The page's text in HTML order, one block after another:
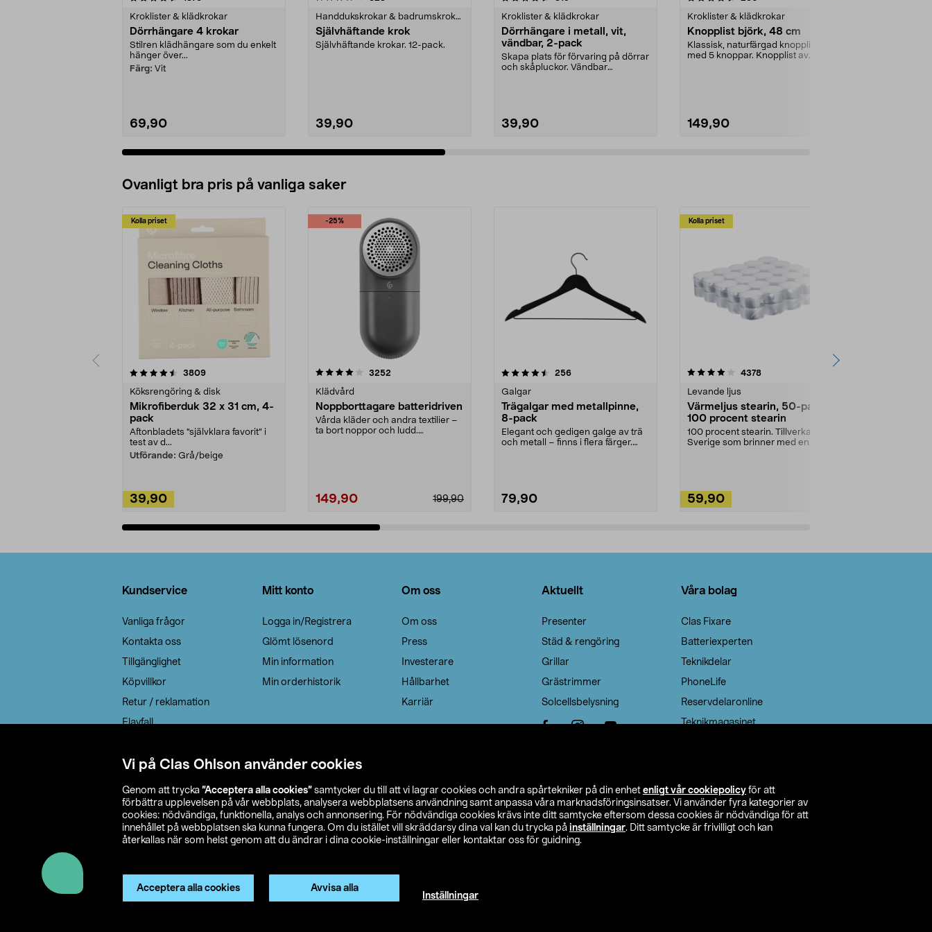
Vi på Clas Ohlson använder cookies
Genom att trycka ”Acceptera alla cookies” samtycker du till att vi lagrar cookies och andra spårtekniker på din enhet enligt vår cookiepolicy för att
förbättra upplevelsen på vår webbplats, analysera webbplatsens användning samt anpassa våra marknadsföringsinsatser. Vi använder fyra kategorier av
cookies: nödvändiga, funktionella, analys och annonsering. För nödvändiga cookies krävs inte ditt samtycke eftersom dessa cookies är nödvändiga för att
innehållet på webbplatsen ska kunna fungera. Om du istället vill skräddarsy dina val kan du trycka på inställningar. Ditt samtycke är frivilligt och kan
återkallas när som helst genom att du ändrar i dina cookie-inställningar eller kontaktar oss för guidning.
Acceptera alla cookies Avvisa alla
Inställningar
Kroklister & klädkrokar
Dörrhängare 4 krokar
Stilren klädhängare som du enkelt
hänger över...
Färg: Vit
69,90
Handdukskrokar & badrumskrokar
Självhäftande krok
Självhäftande krokar. 12-pack.
39,90
Kroklister & klädkrokar
Dörrhängare i metall, vit,
vändbar, 2-pack
Skapa plats för förvaring på dörrar
och skåpluckor. Vändbar
39,90
Kroklister & klädkrokar
Knopplist björk, 48 cm
Klassisk, naturfärgad knopplist
med 5 knoppar. Knopplist av
149,90
Ovanligt bra pris på vanliga saker
Kolla priset
3809recensioner
Köksrengöring & disk
Mikrofiberduk 32 x 31 cm, 4-
pack
Aftonbladets "självklara favorit” i
test av d...
Utförande: Grå/beige
39,90
-25%
4.0av 5 stjärnor 3252
Klädvård
Noppborttagare batteridriven
Vårda kläder och andra textilier –
ta bort noppor och ludd.
199,90
149,90
4.5av 5 stjärnor 256recensioner
Galgar
Trägalgar med metallpinne,
8-pack
Elegant och gedigen galge av trä
och metall – finns i flera färger.
79,90
Kolla priset
4.0av 5 stjärnor 4378recensioner
Levande ljus
Värmeljus stearin, 50-pack,
100 procent stearin
100 procent stearin. Tillverkade i
Sverige som brinner med en
59,90
4.5av 5 stjärnor
Kundservice
Vanliga frågor
Kontakta oss
Tillgänglighet
Köpvillkor
Retur / reklamation
Elavfall
Leveransalternativ
Mitt konto
Logga in/Registrera
Glömt lösenord
Min information
Min orderhistorik
Om oss
Om oss
Press
Investerare
Hållbarhet
Karriär
Aktuellt
Presenter
Städ & rengöring
Grillar
Grästrimmer
Solcellsbelysning
Våra bolag
Clas Fixare
Batteriexperten
Teknikdelar
PhoneLife
Reservdelaronline
Teknikmagasinet